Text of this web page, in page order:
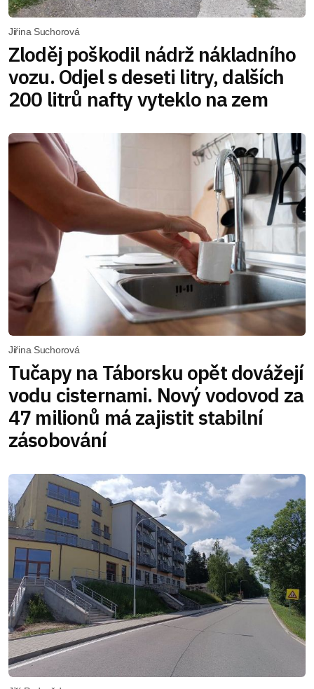
Jiřina Suchorová
Zloděj poškodil nádrž nákladního
vozu. Odjel s deseti litry, dalších
200 litrů nafty vyteklo na zem
Jiřina Suchorová
Tučapy na Táborsku opět dovážejí
vodu cisternami. Nový vodovod za
47 milionů má zajistit stabilní
zásobování